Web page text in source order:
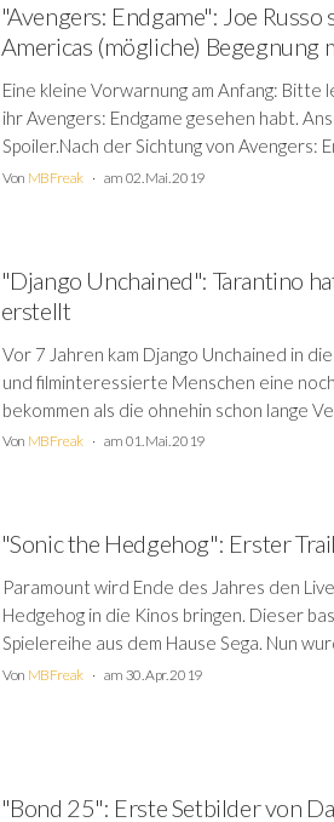
"Avengers: Endgame": Joe
Americas (mögliche) Begegnung
Eine kleine Vorwarnung am Anfang: Bitte
ihr Avengers: Endgame gesehen habt.
Spoiler.Nach der Sichtung von Avengers:
Von MBFreak am 02. Mai. 2019
"Django Unchained": Tarantino
erstellt
Vor 7 Jahren kam Django Unchained in
und filminteressierte Menschen eine
bekommen als die ohnehin schon lange
Von MBFreak am 01. Mai. 2019
"Sonic the Hedgehog": Erster
Paramount wird Ende des Jahres den
Hedgehog in die Kinos bringen. Dieser
Spielereihe aus dem Hause Sega. Nun
Von MBFreak am 30. Apr. 2019
"Bond 25": Erste Setbilder von